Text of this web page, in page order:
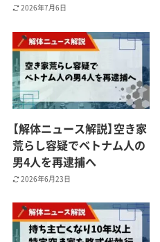
2026年7月6日
【解体ニュース解説】空き家
荒らし容疑でベトナム人の
男4人を再逮捕へ
2026年6月23日